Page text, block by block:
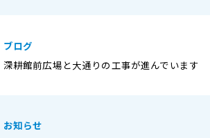
ブログ
深耕館前広場と大通りの工事が進んでいます
お知らせ